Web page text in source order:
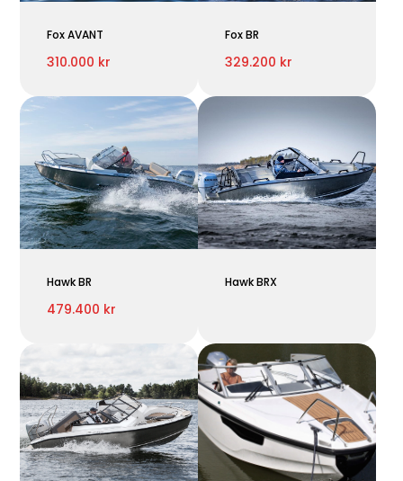
Fox AVANT
310.000 kr
Fox BR
329.200 kr
Hawk BR
479.400 kr
Hawk BRX